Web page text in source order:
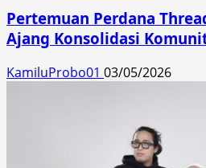
Pertemuan Perdana
Ajang Konsolidasi
KamiluProbo01 03/05/2026